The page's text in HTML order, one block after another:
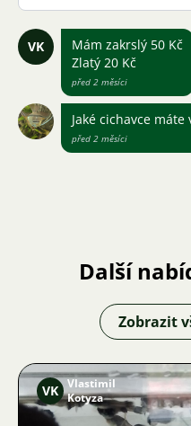
VK
Mám zakrslý 50 Kč
Zlatý 20 Kč
před 2 měsíci
Jaké cichavce máte
před 2 měsíci
Další
Zobrazit
VK Vlastimil
Kotyza